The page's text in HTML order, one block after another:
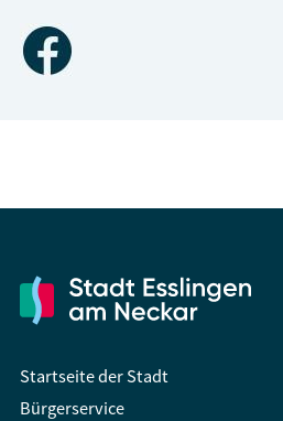
Startseite der Stadt
Bürgerservice